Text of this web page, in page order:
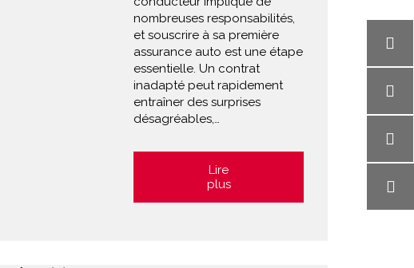
nombreuses responsabilités,
et souscrire à sa première
assurance auto est une étape
essentielle. Un contrat
inadapté peut rapidement
entraîner des surprises
désagréables,…
Lire
plus